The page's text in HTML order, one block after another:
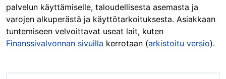
palvelun käyttämiselle, taloudellisesta asemasta ja
varojen alkuperästä ja käyttötarkoituksesta. Asiakkaan
tuntemiseen velvoittavat useat lait, kuten
Finanssivalvonnan sivuilla kerrotaan (arkistoitu versio).